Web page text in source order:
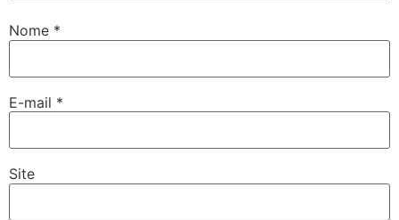
Nome *
E-mail *
Site